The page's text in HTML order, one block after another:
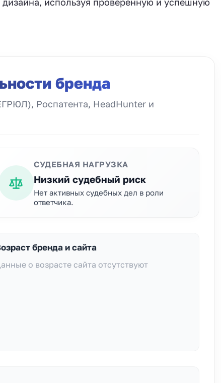
бренда
Роспатента, HeadHunter и
СУДЕБНАЯ НАГРУЗКА
Низкий судебный риск
Нет активных судебных дел в роли
ответчика.
бренда и сайта
о возрасте сайта отсутствуют